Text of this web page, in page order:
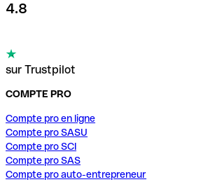
4.8
sur Trustpilot
COMPTE PRO
Compte pro en ligne
Compte pro SASU
Compte pro SCI
Compte pro SAS
Compte pro auto-entrepreneur